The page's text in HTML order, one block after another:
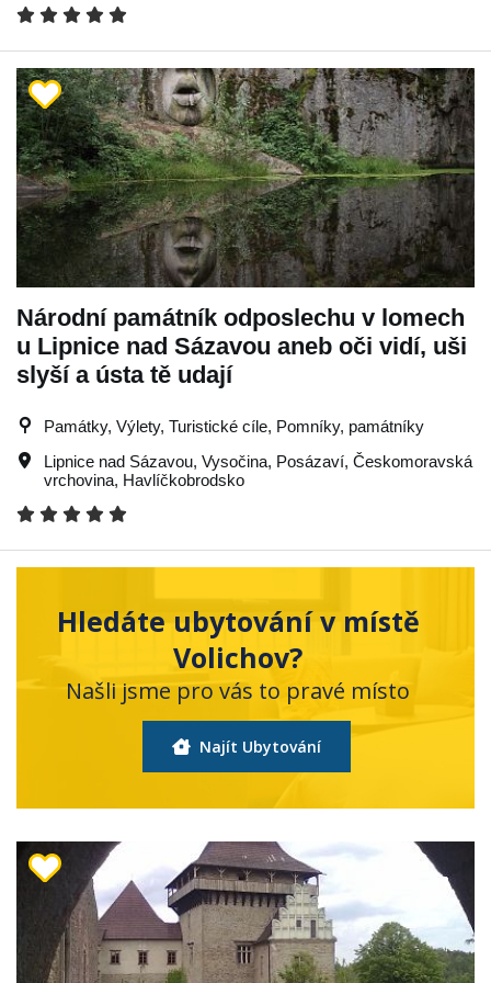
Národní památník odposlechu v lomech
u Lipnice nad Sázavou aneb oči vidí, uši
slyší a ústa tě udají
Památky, Výlety, Turistické cíle, Pomníky, památníky
Lipnice nad Sázavou, Vysočina, Posázaví, Českomoravská
vrchovina, Havlíčkobrodsko
Hledáte ubytování v místě
Volichov?
Našli jsme pro vás to pravé místo
Najít Ubytování